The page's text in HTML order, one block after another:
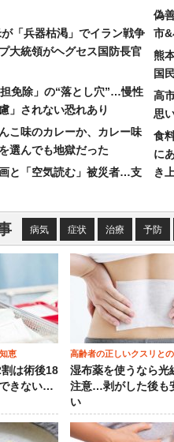
「兵器枯渇」でイラン戦争
大統領がヘグセス国防長官
免除」の“落とし穴”…慢性
」されない恐れあり
こ味のカレーか、カレー味
選んでも地獄だった
と「空気読む」被災者…支
偽
市&
熊
国
高
思
食
に
き
病気 症状 治療 予防
恵
は術後18
きない…
高齢者の正しいクスリと
湿布薬を使うなら光
注意…剥がした後も
い